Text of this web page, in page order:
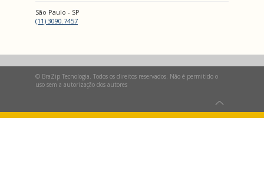
São Paulo - SP
(11) 3090.7457
© BraZip Tecnologia. Todos os direitos reservados. Não é permitido o
uso sem a autorização dos autores